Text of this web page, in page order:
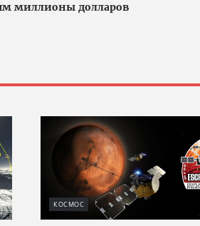
миллионы долларов
КОСМОС